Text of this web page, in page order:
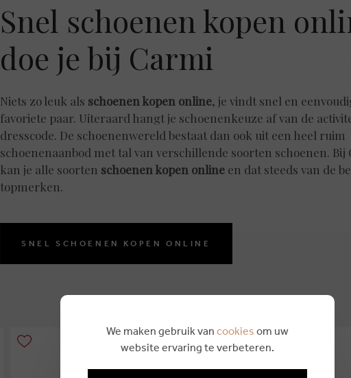
Snel schoenen kopen
doe je bij Carmi
Niets zo leuk als schoenen kopen online, je vindt snel en
favoriete paar. Uiteraard hangt je schoenenkeuze af van de
dresscode. De schoenenwereld bestaat dan ook uit een heel ruim
schoenenaanbod met tal van verschillende soorten schoenen. Bij
kan je alle soorten schoenen kopen online en dat steeds van de
topmerken.
SNEL SCHOENEN KOPEN ONLINE
We maken gebruik van cookies om uw
website ervaring te verbeteren.